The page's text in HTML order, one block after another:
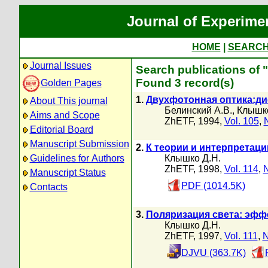
Journal of
HOME
Journal Issues
Golden Pages
About This journal
Aims and Scope
Editorial Board
Manuscript Submission
Guidelines for Authors
Manuscript Status
Contacts
Search publications of
Found 3 record(s)
1. Двухфотонная
Белинский А.В.,
ZhETF, 1994, Vol. 105,
2. К теории и
Клышко Д.Н.
ZhETF, 1998, Vol. 114,
PDF (1014.5K)
3. Поляризация света:
Клышко Д.Н.
ZhETF, 1997, Vol. 111,
DJVU (363.7K)